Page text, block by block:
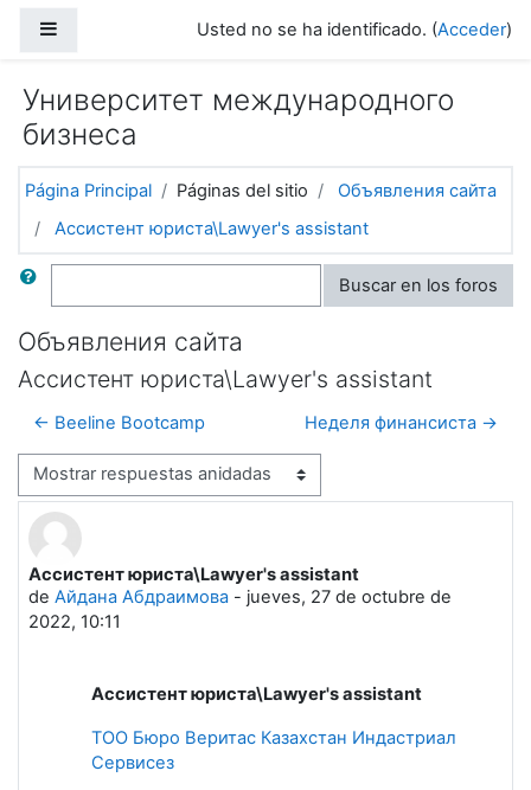
Usted no se ha identificado. (Acceder)
Университет международного
бизнеса
Página Principal Páginas del sitio
Объявления сайта
Ассистент юриста\Lawyer's assistant
Buscar Buscar en los foros
Объявления сайта
Ассистент юриста\Lawyer's assistant
← Beeline Bootcamp Неделя финансиста →
Mostrar modo
Ассистент юриста\Lawyer's assistant
de Айдана Абдраимова - jueves, 27 de octubre de
2022, 10:11
Número de respuestas: 0
Ассистент юриста\Lawyer'sassistant
ТОО Бюро Веритас Казахстан Индастриал
Сервисез